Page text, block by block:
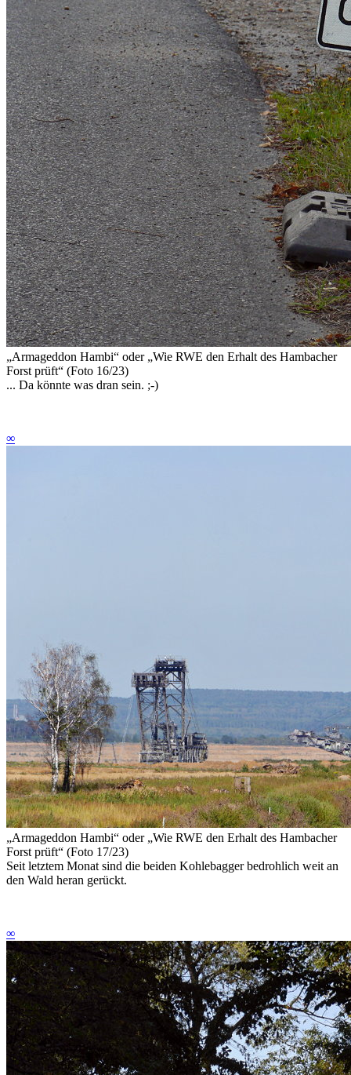
„Armageddon Hambi“ oder„Wie RWE den Erhalt des Hambacher
Forst prüft“ (Foto 16/23)
... Da könnte was dran sein. ;-)
∞
„Armageddon Hambi“ oder„Wie RWE den Erhalt des Hambacher
Forst prüft“ (Foto 17/23)
Seit letztem Monat sind die beiden Kohlebagger bedrohlich weit an
den Wald heran gerückt.
∞